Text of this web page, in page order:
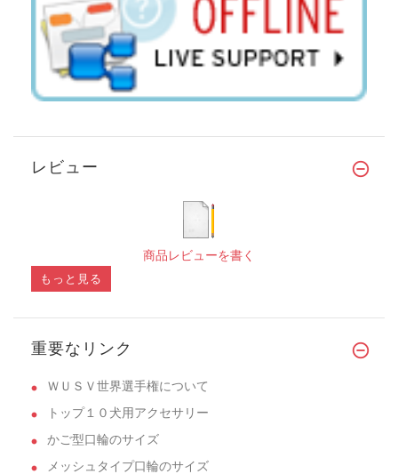
レビュー
商品レビューを書く
もっと見る
重要なリンク
ＷＵＳＶ世界選手権について
トップ１０犬用アクセサリー
かご型口輪のサイズ
メッシュタイプ口輪のサイズ